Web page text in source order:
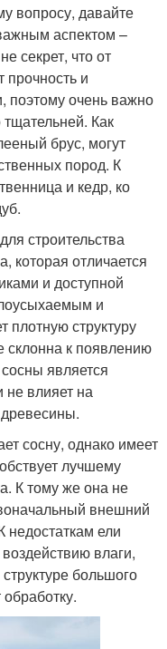
вопросу, давайте
аспектом –
секрет, что от
и
поэтому очень важно
Как
брус, могут
пород. К
и кедр, ко
строительства
которая отличается
и доступной
и
плотную структуру
склонна к появлению
является
не влияет на
сосну, однако имеет
лучшему
К тому же она не
внешний
недостаткам ели
влаги,
большого
обработку.